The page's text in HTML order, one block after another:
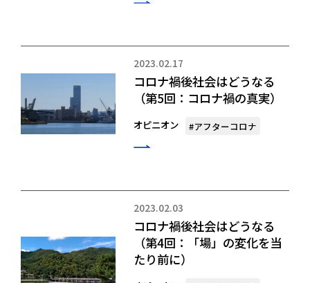
2023.02.17
コロナ禍後社会はどうなる
（第5回：コロナ禍の真実）
オピニオン #アフターコロナ
2023.02.03
コロナ禍後社会はどうなる
（第4回：「場」の変化を当
たり前に）